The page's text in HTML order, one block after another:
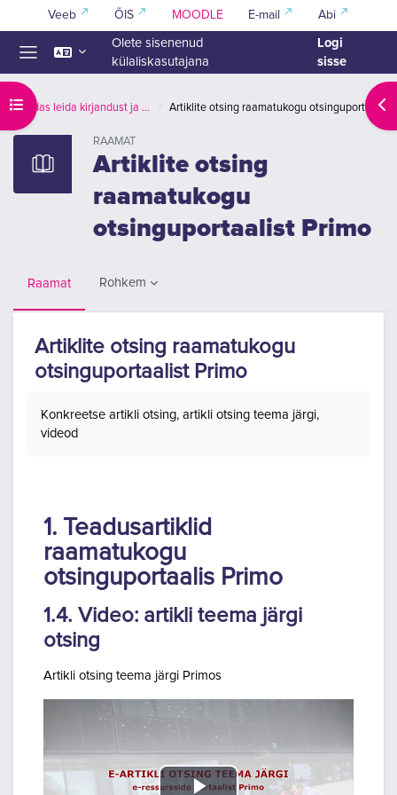
Jäta vahele peasisuni
Veeb ÕIS MOODLE E-mail Abi
Olete sisenenud
külaliskasutajana
Logi
sisse
Ava kursuse sisukord Kuidas leida kirjandust ja viidata Artiklite otsing raamatukogu otsinguportaalist Primo
RAAMAT
Artiklite otsing
raamatukogu
otsinguportaalist Primo
Raamat Rohkem
Artiklite otsing raamatukogu
otsinguportaalist Primo
Konkreetse artikli otsing, artikli otsing teema järgi,
videod
1. Teadusartiklid
raamatukogu
otsinguportaalis Primo
1.4. Video: artikli teema järgi
otsing
Artikli otsing teema järgi Primos